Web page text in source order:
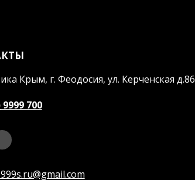
Крым, г. Феодосия, ул. Керченская д.86
700